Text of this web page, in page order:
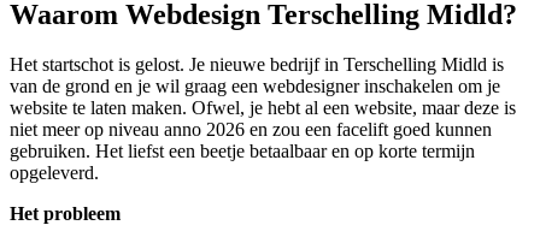
Waarom Webdesign Terschelling Midld?
Het startschot is gelost. Je nieuwe bedrijf in Terschelling Midld is
van de grond en je wil graag een webdesigner inschakelen om je
website te laten maken. Ofwel, je hebt al een website, maar deze is
niet meer op niveau anno 2026 en zou een facelift goed kunnen
gebruiken. Het liefst een beetje betaalbaar en op korte termijn
opgeleverd.
Het probleem